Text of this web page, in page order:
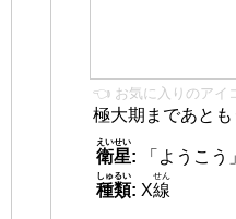
👈 お気に入りのアイ
極大期まであとも
衛星
えいせい
:
「ようこう」
種類
しゅるい
: X線
せん